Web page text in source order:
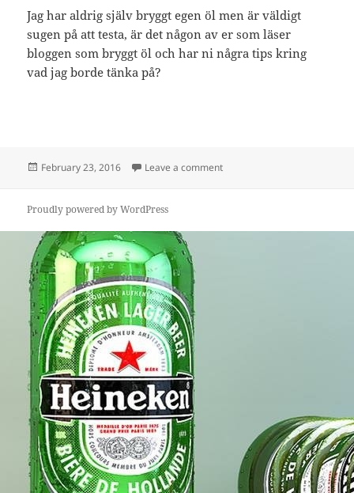
Jag har aldrig själv bryggt egen öl men är väldigt
sugen på att testa, är det någon av er som läser
bloggen som bryggt öl och har ni några tips kring
vad jag borde tänka på?
Posted
February 23, 2016 Leave a commenton Brygga öl
Proudly powered by WordPress